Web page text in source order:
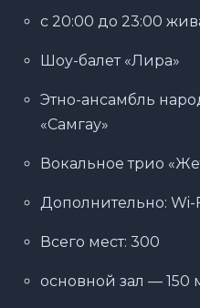
с 20:00 до 23:00
Шоу-балет «Лира»
Этно-ансамбль
«Самгау»
Вокальное трио
Дополнительно: Wi-
Всего мест: 300
основной зал — 150